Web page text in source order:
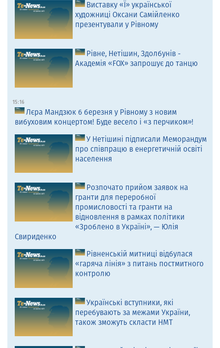
Виставку «Ї» української
художниці Оксани Самійленко
презентували у Рівному
Рівне, Нетішин, Здолбунів -
Академія «FOX» запрошує до танцю
15:16
Лєра Мандзюк 6 березня у Рівному з новим
вибуховим концертом! Буде весело і «з перчиком»!
У Нетішині підписали Меморандум
про співпрацю в енергетичній освіті
населення
Розпочато прийом заявок на
гранти для переробної
промисловості та гранти на
відновлення в рамках політики
«Зроблено в Україні», — Юлія
Свириденко
Рівненській митниці відбулася
«гаряча лінія» з питань постмитного
контролю
Українські вступники, які
перебувають за межами України,
також зможуть скласти НМТ